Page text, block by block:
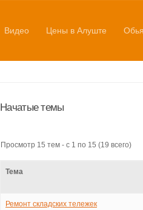
Видео Цены в Алуште
Начатые темы
Просмотр 15 тем - с 1 по 15 (19 всего)
Тема
Ремонт складских тележек